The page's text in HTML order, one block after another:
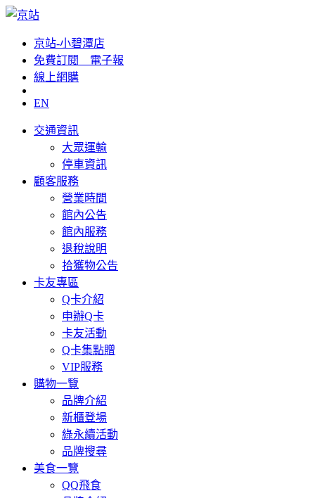
京站-小碧潭店
免費訂閱__電子報
線上網購
EN
交通資訊
大眾運輸
停車資訊
顧客服務
營業時間
館內公告
館內服務
退稅說明
拾獲物公告
卡友專區
Q卡介紹
申辦Q卡
卡友活動
Q卡集點贈
VIP服務
購物一覽
品牌介紹
新櫃登場
綠永續活動
品牌搜尋
美食一覽
QQ飛食